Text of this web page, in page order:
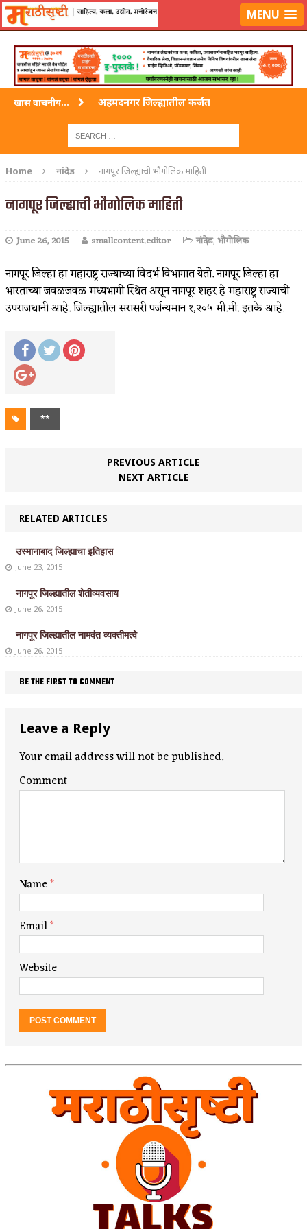
लॉग-इन करा|लेखक नोंदणी करा MENU
खास वाचनीय... अहमदनगर जिल्ह्यातील कर्जत
अहमदपूर – लातूर जिल्ह्यातील महत्त्वाचे शहर
गडचिरोली जिल्ह्यातील आदिवासींचे ‘ढोल’ नृत्य
Home नांदेड नागपूर जिल्ह्याची भौगोलिक माहिती
नागपूर जिल्ह्याची भौगोलिक माहिती
June 26, 2015 smallcontent.editor नांदेड,भौगोलिक
नागपूर जिल्हा हा महाराष्ट्र राज्याच्या विदर्भ विभागात येतो. नागपूर जिल्हा हा
भारताच्या जवळजवळ मध्यभागी स्थित असून नागपूर शहर हे महाराष्ट्र राज्याची
उपराजधानी आहे. जिल्ह्यातील सरासरी पर्जन्यमान १,२०५ मी.मी. इतके आहे.
**
PREVIOUS ARTICLE
NEXT ARTICLE
RELATED ARTICLES
उस्मानाबाद जिल्ह्याचा इतिहास
June 23, 2015
नागपूर जिल्ह्यातील शेतीव्यवसाय
June 26, 2015
नागपूर जिल्ह्यातील नामवंत व्यक्तीमत्वे
June 26, 2015
BE THE FIRST TO COMMENT
Leave a Reply
Your email address will not be published.
Comment
Name*
Email*
Website